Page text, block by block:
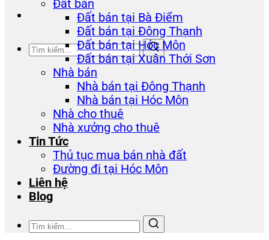
Đất bán
Đất bán tại Bà Điểm
Đất bán tại Đông Thạnh
Đất bán tại Hóc Môn
Đất bán tại Xuân Thới Sơn
Nhà bán
Nhà bán tại Đông Thạnh
Nhà bán tại Hóc Môn
Nhà cho thuê
Nhà xưởng cho thuê
Tin Tức
Thủ tục mua bán nhà đất
Đường đi tại Hóc Môn
Liên hệ
Blog